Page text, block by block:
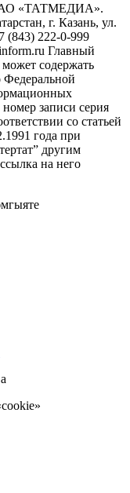
АО «ТАТМЕДИА».
г. Казань, ул.
(843) 222-0-999
Главный
содержать
записи серия
со статьей
года при
другим
на него